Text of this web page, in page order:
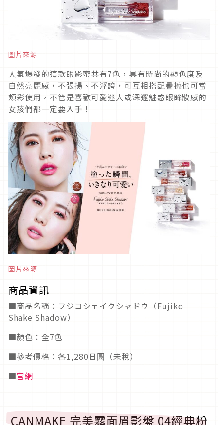
圖片來源
人氣爆發的這款眼影蜜共有7色，具有時尚的顯色度及
自然亮麗感，不張揚、不浮誇，可互相搭配疊擦也可當
頰彩使用，不管是喜歡可愛迷人或深邃魅惑眼眸妝感的
女孩們都一定要入手！
圖片來源
商品資訊
■商品名稱：フジコシェイクシャドウ（Fujiko
Shake Shadow）
■顏色：全7色
■參考價格：各1,280日圓（未稅）
■官網
CANMAKE 完美霧面眉影盤 04經典粉